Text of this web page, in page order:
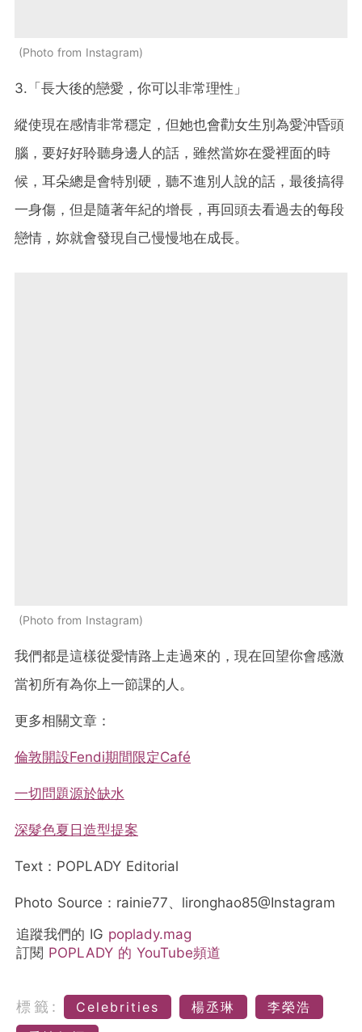
Photo from Instagram
3.「長大後的戀愛，你可以非常理性」
縱使現在感情非常穩定，但她也會勸女生別為愛沖昏頭
腦，要好好聆聽身邊人的話，雖然當妳在愛裡面的時
候，耳朵總是會特別硬，聽不進別人說的話，最後搞得
一身傷，但是隨著年紀的增長，再回頭去看過去的每段
戀情，妳就會發現自己慢慢地在成長。
Photo from Instagram
我們都是這樣從愛情路上走過來的，現在回望你會感激
當初所有為你上一節課的人。
更多相關文章：
倫敦開設Fendi期間限定Café
一切問題源於缺水
深髮色夏日造型提案
Text：POPLADY Editorial
Photo Source：rainie77、lironghao85@Instagram
追蹤我們的 IG poplady.mag
訂閱 POPLADY 的 YouTube頻道
標籤: Celebrities 楊丞琳
李榮浩